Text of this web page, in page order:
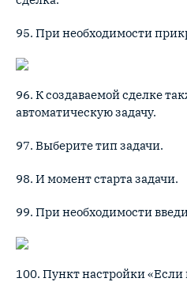
95. При необходимости
96. К создаваемой сделке
автоматическую задачу.
97. Выберите тип задачи.
98. И момент старта задачи.
99. При необходимости
100. Пункт настройки «Если